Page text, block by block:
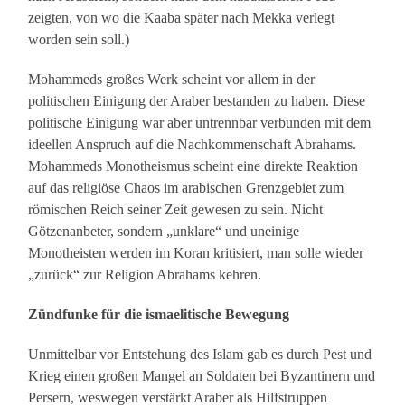
zeigten, von wo die Kaaba später nach Mekka verlegt
worden sein soll.)
Mohammeds großes Werk scheint vor allem in der
politischen Einigung der Araber bestanden zu haben. Diese
politische Einigung war aber untrennbar verbunden mit dem
ideellen Anspruch auf die Nachkommenschaft Abrahams.
Mohammeds Monotheismus scheint eine direkte Reaktion
auf das religiöse Chaos im arabischen Grenzgebiet zum
römischen Reich seiner Zeit gewesen zu sein. Nicht
Götzenanbeter, sondern „unklare“ und uneinige
Monotheisten werden im Koran kritisiert, man solle wieder
„zurück“ zur Religion Abrahams kehren.
Zündfunke für die ismaelitische Bewegung
Unmittelbar vor Entstehung des Islam gab es durch Pest und
Krieg einen großen Mangel an Soldaten bei Byzantinern und
Persern, weswegen verstärkt Araber als Hilfstruppen